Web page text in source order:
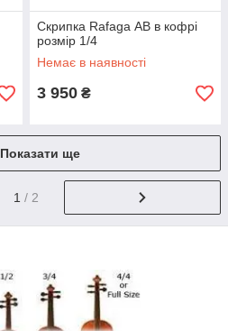
Скрипка Rafaga АВ в кофрі
розмір 1/4
Немає в наявності
3 950 ₴
Показати ще
1 / 2